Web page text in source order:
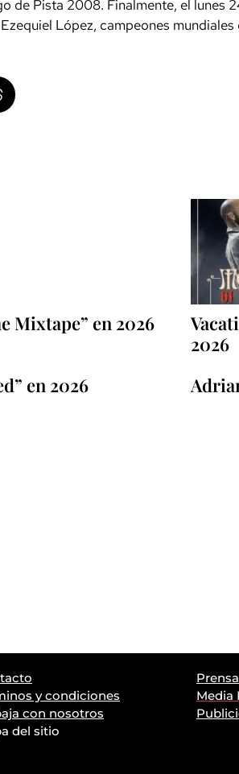
de Pista 2008. Finalmente, el lunes
López, campeones mundiales
Mixtape” en 2026
2026
en 2026
y condiciones
con nosotros
del sitio
Media